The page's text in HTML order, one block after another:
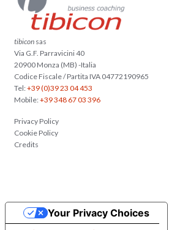
tibicon sas
Via G.F. Parravicini 40
20900 Monza (MB) -Italia
Codice Fiscale / Partita IVA 04772190965
Tel:+39 (0)39 23 04 453
Mobile:+39 348 67 03 396
Privacy Policy
Cookie Policy
Credits
Your Privacy Choices